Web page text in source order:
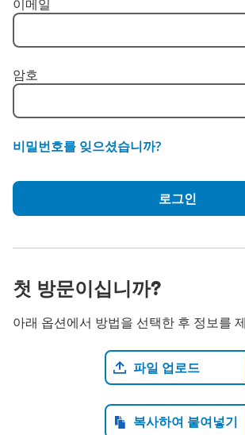
이메일
암호
비밀번호를 잊으셨습니까?
로그인
첫 방문이십니까?
아래 옵션에서 방법을 선택한 후 정보를
파일 업로드
이력서 파일 업로드
복사하여 붙여넣기
CV 붙여넣기